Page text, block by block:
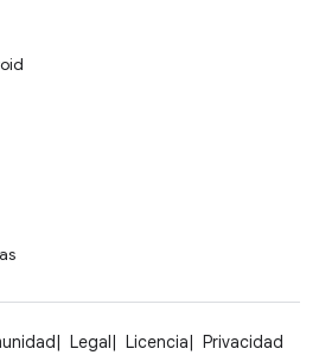
Legal Licencia
Privacidad